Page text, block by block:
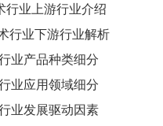
行业上游行业介绍
行业下游行业解析
业产品种类细分
业应用领域细分
业发展驱动因素